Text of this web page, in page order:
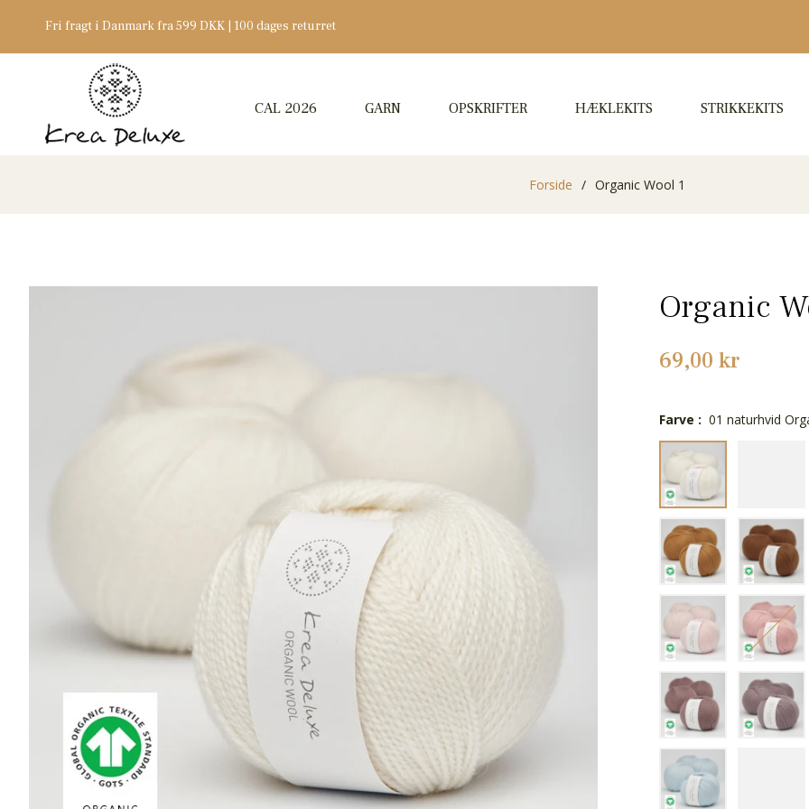
Fri fragt i Danmark fra 599 DKK | 100 dages returret
CAL 2026 GARN OPSKRIFTER HÆKLEKITS STRIKKEKITS
Forside / Organic Wool 1
Organic
Normalpris
69,00 kr
Farve : 01 naturhvid